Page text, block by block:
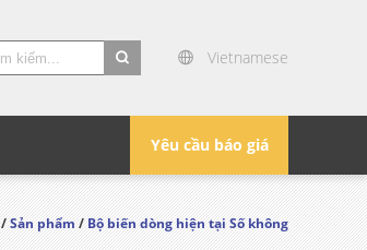
Vietnamese
Yêu cầu báo giá
/Sản phẩm/Bộ biến dòng hiện tại Số không